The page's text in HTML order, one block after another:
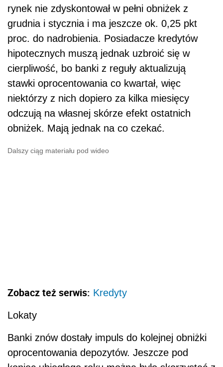
rynek nie zdyskontował w pełni obniżek z
grudnia i stycznia i ma jeszcze ok. 0,25 pkt
proc. do nadrobienia. Posiadacze kredytów
hipotecznych muszą jednak uzbroić się w
cierpliwość, bo banki z reguły aktualizują
stawki oprocentowania co kwartał, więc
niektórzy z nich dopiero za kilka miesięcy
odczują na własnej skórze efekt ostatnich
obniżek. Mają jednak na co czekać.
Dalszy ciąg materiału pod wideo
Zobacz też serwis: Kredyty
Lokaty
Banki znów dostały impuls do kolejnej obniżki
oprocentowania depozytów. Jeszcze pod